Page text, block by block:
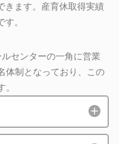
きます。産育休取得実績
。
センターの一角に営業
体制となっており、この